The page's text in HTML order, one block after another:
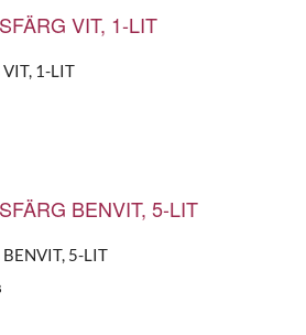
VIT, 1-LIT
BENVIT, 5-LIT